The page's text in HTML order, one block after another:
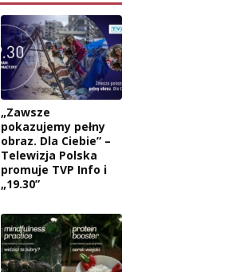
„Zawsze
pokazujemy pełny
obraz. Dla Ciebie” –
Telewizja Polska
promuje TVP Info i
„19.30”